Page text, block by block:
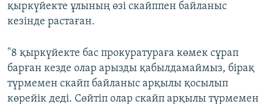
қыркүйекте ұлының өзі скайппен байланыс
кезінде растаған.
"8 қыркүйекте бас прокуратураға көмек сұрап
барған кезде олар арызды қабылдамаймыз, бірақ
түрмемен скайп байланыс арқылы қосылып
көрейік деді. Сөйтіп олар скайп арқылы түрмемен